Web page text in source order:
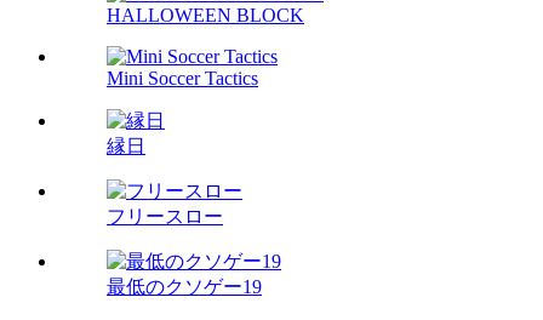
HALLOWEEN BLOCK
Mini Soccer Tactics
縁日
フリースロー
最低のクソゲー19